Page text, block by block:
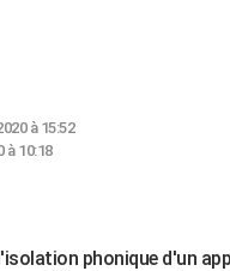
à 15:52
à 10:18
phonique d'un